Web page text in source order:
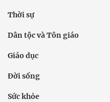
Thời sự
Dân tộc và Tôn giáo
Giáo dục
Đời sống
Sức khỏe